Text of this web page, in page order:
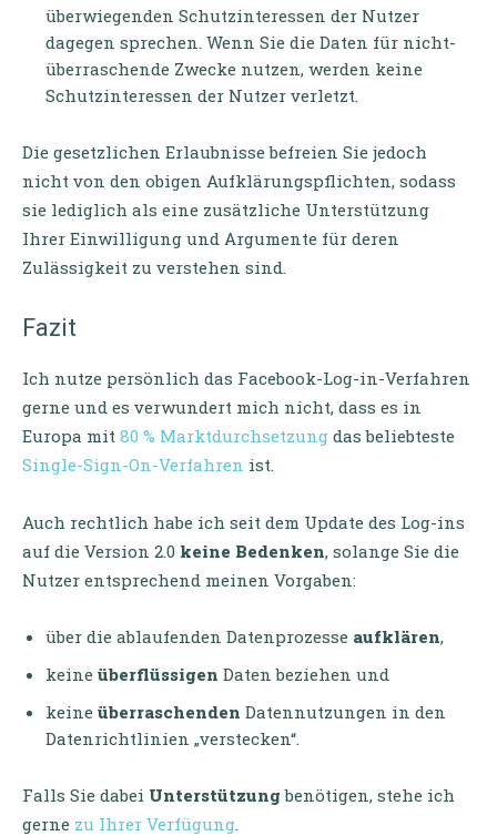
überwiegenden Schutzinteressen der Nutzer
dagegen sprechen. Wenn Sie die Daten für nicht-
überraschende Zwecke nutzen, werden keine
Schutzinteressen der Nutzer verletzt.
Die gesetzlichen Erlaubnisse befreien Sie jedoch
nicht von den obigen Aufklärungspflichten, sodass
sie lediglich als eine zusätzliche Unterstützung
Ihrer Einwilligung und Argumente für deren
Zulässigkeit zu verstehen sind.
Fazit
Ich nutze persönlich das Facebook-Log-in-Verfahren
gerne und es verwundert mich nicht, dass es in
Europa mit 80 % Marktdurchsetzung das beliebteste
Single-Sign-On-Verfahren ist.
Auch rechtlich habe ich seit dem Update des Log-ins
auf die Version 2.0 keine Bedenken, solange Sie die
Nutzer entsprechend meinen Vorgaben:
über die ablaufenden Datenprozesse aufklären,
keine überflüssigen Daten beziehen und
keine überraschenden Datennutzungen in den
Datenrichtlinien „verstecken“.
Falls Sie dabei Unterstützung benötigen, stehe ich
gerne zu Ihrer Verfügung